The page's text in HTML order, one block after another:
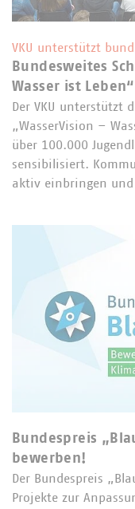
VKU unterstützt
Bundesweites
Wasser ist Leben“
Der VKU unterstützt
„WasserVision –
über 100.000
sensibilisiert.
aktiv einbringen
Bundespreis
bewerben!
Der Bundespreis
Projekte zur